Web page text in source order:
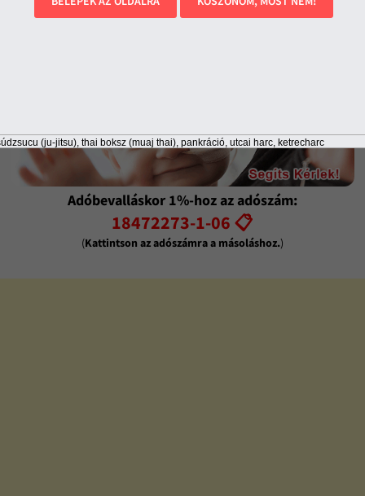
(ju-jitsu), thai boksz (muaj thai), pankráció, utcai harc, ketrecharc
Adóbevalláskor 1%-hoz az adószám:
18472273-1-06 📋
(Kattintson az adószámra a másoláshoz.)